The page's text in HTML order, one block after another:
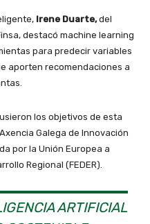
Irene Duarte,del
destacó machine learning
para predecir variables
aporten recomendaciones a
los objetivos de esta
Galega de Innovación
por la Unión Europea a
Regional (FEDER).
ARTIFICIAL